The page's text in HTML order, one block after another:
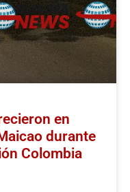
en
durante
Colombia